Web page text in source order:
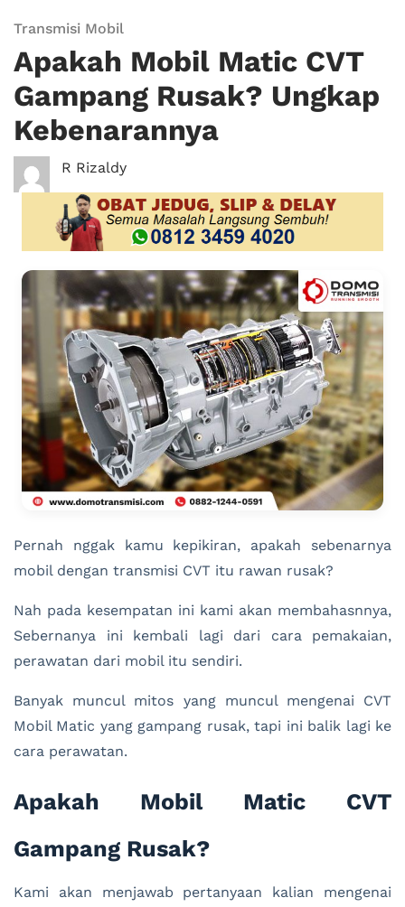
Transmisi Mobil
Apakah Mobil Matic CVT
Gampang Rusak? Ungkap
Kebenarannya
R Rizaldy
Pernah nggak kamu kepikiran, apakah sebenarnya
mobil dengan transmisi CVT itu rawan rusak?
Nah pada kesempatan ini kami akan membahasnnya,
Sebernanya ini kembali lagi dari cara pemakaian,
perawatan dari mobil itu sendiri.
Banyak muncul mitos yang muncul mengenai CVT
Mobil Matic yang gampang rusak, tapi ini balik lagi ke
cara perawatan.
Apakah Mobil Matic CVT
Gampang Rusak?
Kami akan menjawab pertanyaan kalian mengenai